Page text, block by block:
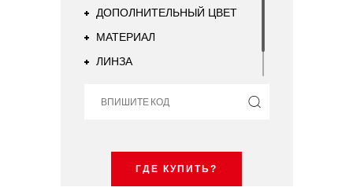
ДОПОЛНИТЕЛЬНЫЙ ЦВЕТ
МАТЕРИАЛ
ЛИНЗА
ГДЕ КУПИТЬ?